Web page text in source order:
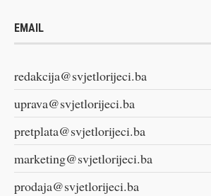
EMAIL
redakcija@svjetlorijeci.ba
uprava@svjetlorijeci.ba
pretplata@svjetlorijeci.ba
marketing@svjetlorijeci.ba
prodaja@svjetlorijeci.ba